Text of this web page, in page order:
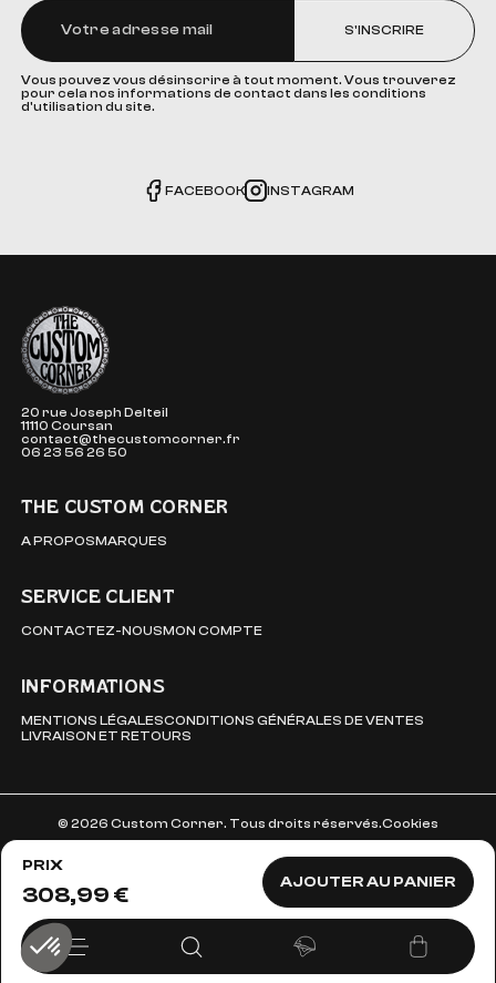
PRIX
308,99 € AJOUTER AU PANIER
S'INSCRIRE
Vous pouvez vous désinscrire à tout moment. Vous trouverez
pour cela nos informations de contact dans les conditions
d'utilisation du site.
FACEBOOK INSTAGRAM
The Custom Corner
20 rue Joseph Delteil
11110 Coursan
contact@thecustomcorner.fr
06 23 56 26 50
THE CUSTOM CORNER
A PROPOSMARQUES
SERVICE CLIENT
CONTACTEZ-NOUSMON COMPTE
INFORMATIONS
MENTIONS LÉGALESCONDITIONS GÉNÉRALES DE VENTES
LIVRAISON ET RETOURS
© 2026 Custom Corner. Tous droits réservés.Cookies